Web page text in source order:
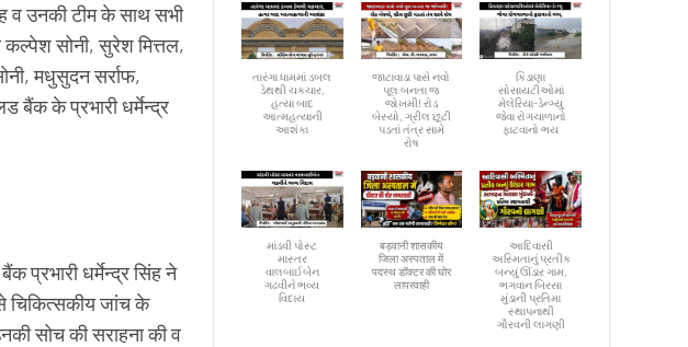
व उनकी टीम के साथ सभी
कल्पेश सोनी, सुरेश मित्तल,
मधुसुदन सर्राफ,
बैंक के प्रभारी धर्मेन्द्र
प्रभारी धर्मेन्द्र सिंह ने
चिकित्सकीय जांच के
सोच की सराहना की व
તારંગા ધામમાં ડબલ
ડેથથી ચકચાર,
હત્યા બાદ
આત્મહત્યાની
આશંકા
જાટાવાડા પાસે નવો
પૂલ બનતા જ
જોખમી! રોડ
બેસ્યો, ગ્રીલ છૂટી
પડતાં તંત્ર સામે
રોષ
કિડાણા
સોસાયટીઓમાં
મેલેરિયા-ડેન્ગ્યુ
જેવા રોગચાળાનો
ફાટવાનો ભય
માંડવી પોસ્ટ
માસ્તર
વાલબાઈબેન
ગઢવીને ભવ્ય
વિદાય
बड़वानी शासकीय
जिला अस्पताल में
पदस्थ डॉक्टर की घोर
लापरवाही
આદિવાસી
અસ્મિતાનું પ્રતીક
બન્યું ઊંડાર ગામ,
ભગવાન બિરસા
મુંડાની પ્રતિમા
સ્થાપનાથી
ગૌરવની લાગણી